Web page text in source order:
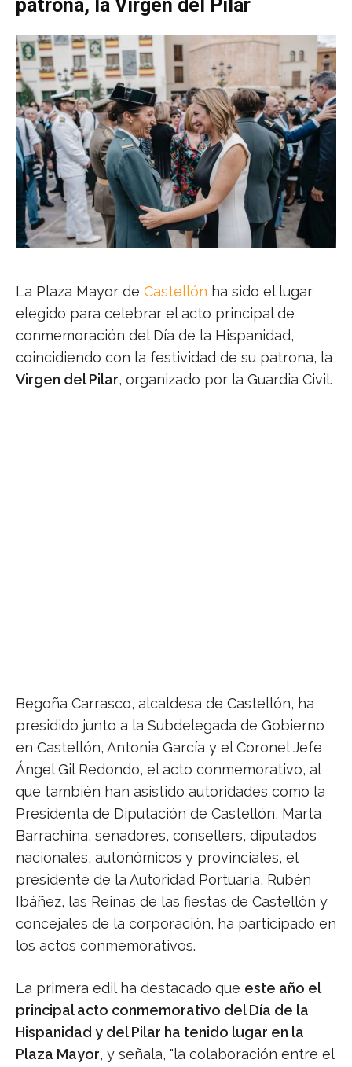
patrona, la Virgen del Pilar
La Plaza Mayor de Castellón ha sido el lugar
elegido para celebrar el acto principal de
conmemoración del Día de la Hispanidad,
coincidiendo con la festividad de su patrona, la
Virgen del Pilar, organizado por la Guardia Civil.
Begoña Carrasco, alcaldesa de Castellón, ha
presidido junto a la Subdelegada de Gobierno
en Castellón, Antonia García y el Coronel Jefe
Ángel Gil Redondo, el acto conmemorativo, al
que también han asistido autoridades como la
Presidenta de Diputación de Castellón, Marta
Barrachina, senadores, consellers, diputados
nacionales, autonómicos y provinciales, el
presidente de la Autoridad Portuaria, Rubén
Ibáñez, las Reinas de las fiestas de Castellón y
concejales de la corporación, ha participado en
los actos conmemorativos.
La primera edil ha destacado que este año el
principal acto conmemorativo del Día de la
Hispanidad y del Pilar ha tenido lugar en la
Plaza Mayor, y señala, "la colaboración entre el